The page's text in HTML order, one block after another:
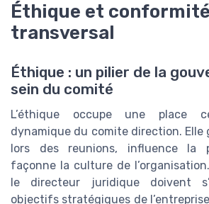
Éthique et
transversal
Éthique : un pilier de la
sein du comité
L’éthique occupe une place
dynamique du comite direction. Elle
lors des reunions, influence la
façonne la culture de
le directeur juridique doivent
objectifs stratégiques de